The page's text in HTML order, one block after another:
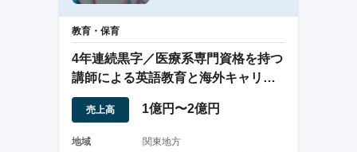
教育・保育
4年連続黒字／医療系専門資格を持つ
講師による英語教育と海外キャリア
支援事業の譲渡
売上高 1億円〜2億円
地域
関東地方